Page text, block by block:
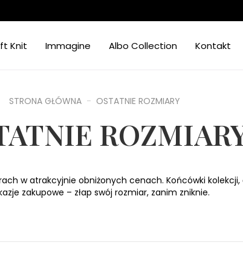
Knit Immagine Albo Collection Kontakt
STRONA GŁÓWNA OSTATNIE ROZMIARY
w atrakcyjnie obniżonych cenach. Końcówki
zakupowe – złap swój rozmiar, zanim zniknie.